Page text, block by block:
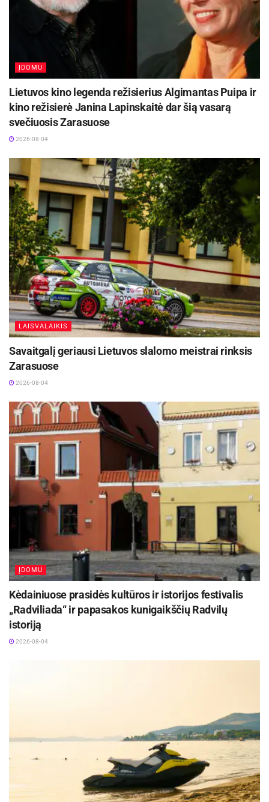
ĮDOMU
Lietuvos kino legenda režisierius Algimantas Puipa ir
kino režisierė Janina Lapinskaitė dar šią vasarą
svečiuosis Zarasuose
2026-08-04
LAISVALAIKIS
Savaitgalį geriausi Lietuvos slalomo meistrai rinksis
Zarasuose
2026-08-04
ĮDOMU
Kėdainiuose prasidės kultūros ir istorijos festivalis
„Radviliada“ ir papasakos kunigaikščių Radvilų
istoriją
2026-08-04